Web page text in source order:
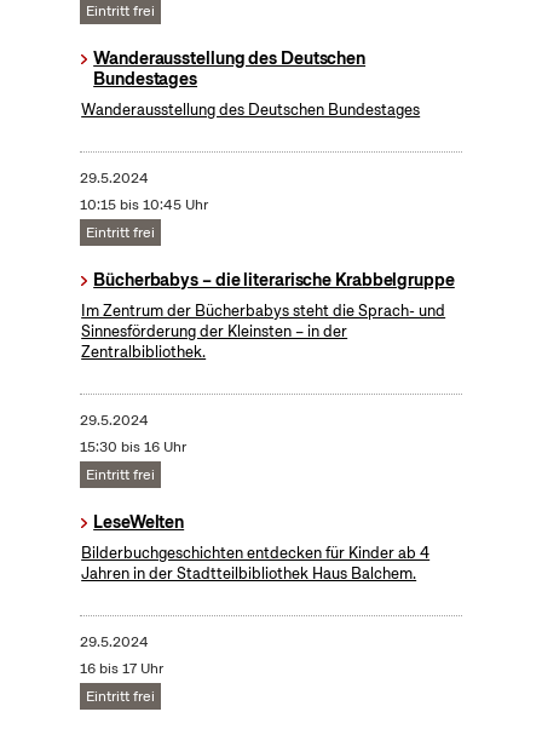
Eintritt frei
Wanderausstellung des Deutschen
Bundestages
Wanderausstellung des Deutschen Bundestages
29.5.2024
10:15 bis 10:45 Uhr
Eintritt frei
Bücherbabys – die literarische Krabbelgruppe
Im Zentrum der Bücherbabys steht die Sprach- und
Sinnesförderung der Kleinsten – in der
Zentralbibliothek.
29.5.2024
15:30 bis 16 Uhr
Eintritt frei
LeseWelten
Bilderbuchgeschichten entdecken für Kinder ab 4
Jahren in der Stadtteilbibliothek Haus Balchem.
29.5.2024
16 bis 17 Uhr
Eintritt frei